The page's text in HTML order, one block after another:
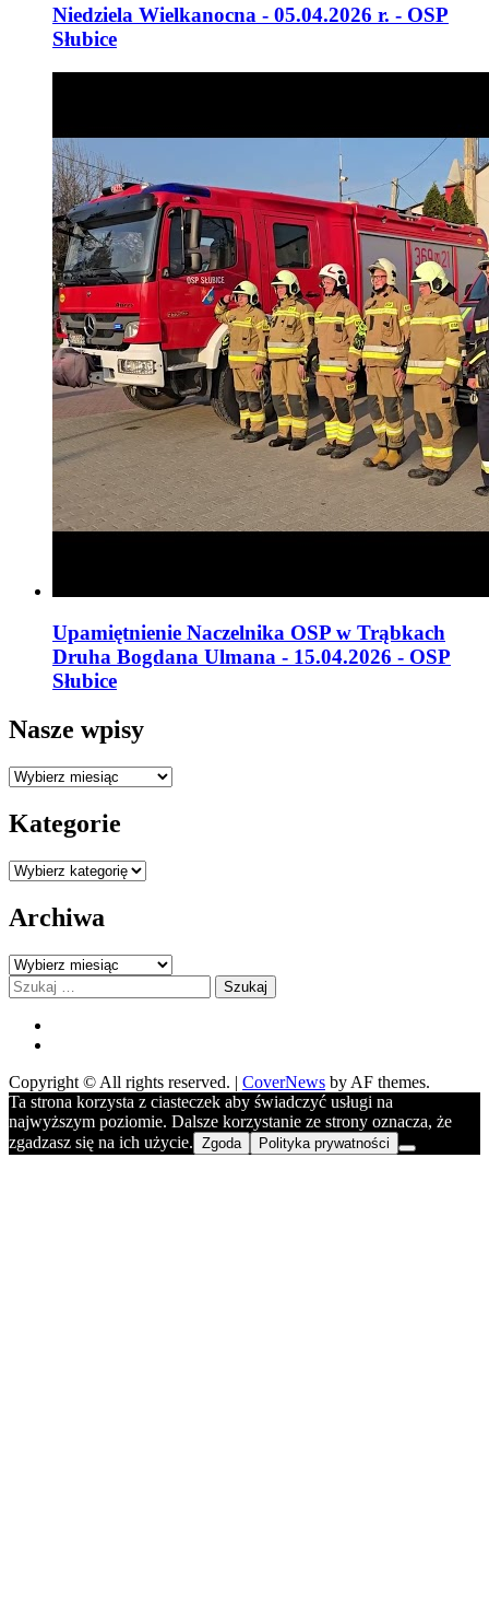
Niedziela Wielkanocna - 05.04.2026 r. - OSP
Słubice
Upamiętnienie Naczelnika OSP w Trąbkach
Druha Bogdana Ulmana - 15.04.2026 - OSP
Słubice
Nasze wpisy
Nasze
Kategorie
Kategorie
Archiwa
Archiwa
Szukaj:
Copyright © All rights reserved. | CoverNews by AF themes.
Ta strona korzysta z ciasteczek aby świadczyć usługi na
najwyższym poziomie. Dalsze korzystanie ze strony oznacza, że
zgadzasz się na ich użycie. Zgoda Polityka prywatności